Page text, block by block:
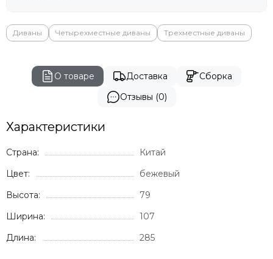
Диваны Четырехместные диваны Трехместные диваны
О товаре Доставка
Сборка
Отзывы (0)
Характеристики
Страна:
Китай
Цвет:
бежевый
Высота:
79
Ширина:
107
Длина:
285